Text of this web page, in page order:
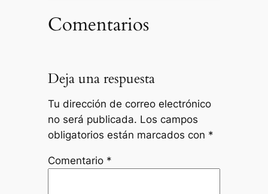
Comentarios
Deja una respuesta
Tu dirección de correo electrónico
no será publicada. Los campos
obligatorios están marcados con *
Comentario *